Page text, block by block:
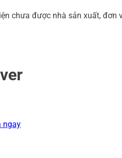
chưa được nhà sản xuất, đơn
ngay